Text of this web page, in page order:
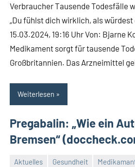
Verbraucher Tausende Todesfälle
„Du fühlst dich wirklich, als
15.03.2024, 19:16 Uhr Von: Bjarne
Medikament sorgt für tausende
Großbritannien. Das Arzneimittel
Weiterlesen
Pregabalin: „Wie ein
Bremsen“
Aktuelles Gesundheit